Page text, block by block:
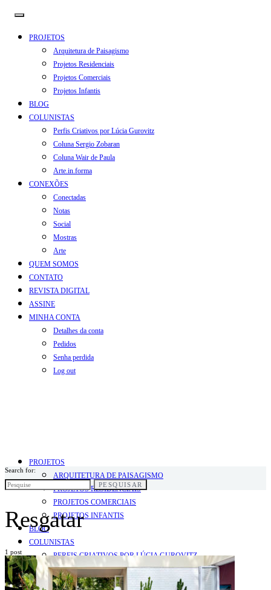
PROJETOS
Arquitetura de Paisagismo
Projetos Residenciais
Projetos Comerciais
Projetos Infantis
BLOG
COLUNISTAS
Perfis Criativos por Lúcia Gurovitz
Coluna Sergio Zobaran
Coluna Wair de Paula
Arte.in.forma
CONEXÕES
Conectadas
Notas
Social
Mostras
Arte
QUEM SOMOS
CONTATO
REVISTA DIGITAL
ASSINE
MINHA CONTA
Detalhes da conta
Pedidos
Senha perdida
Log out
PROJETOS
ARQUITETURA DE PAISAGISMO
PROJETOS RESIDENCIAIS
PROJETOS COMERCIAIS
PROJETOS INFANTIS
BLOG
COLUNISTAS
PERFIS CRIATIVOS POR LÚCIA GUROVITZ
COLUNA SERGIO ZOBARAN
COLUNA WAIR DE PAULA
Search for:
PESQUISAR
Resgatar
1 post